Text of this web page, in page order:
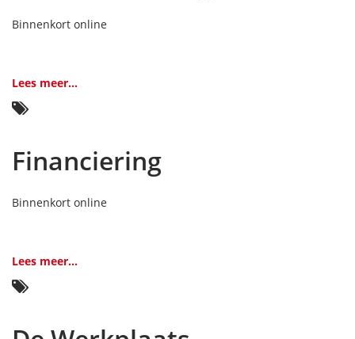
Binnenkort online
Lees meer...
Financiering
Binnenkort online
Lees meer...